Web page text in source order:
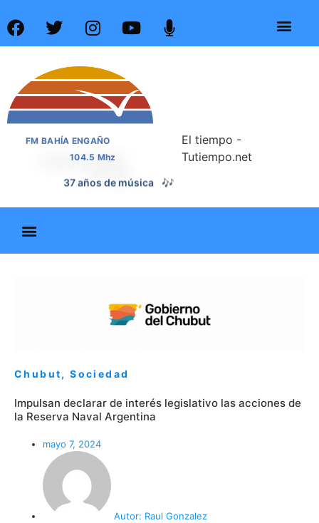
FM BAHÍA ENGAÑO
104.5 Mhz
37 años de noticias 📰
El tiempo -
Tutiempo.net
Chubut,Sociedad
Impulsan declarar de interés legislativo las acciones de
la Reserva Naval Argentina
mayo 7, 2024
Autor: Raul Gonzalez